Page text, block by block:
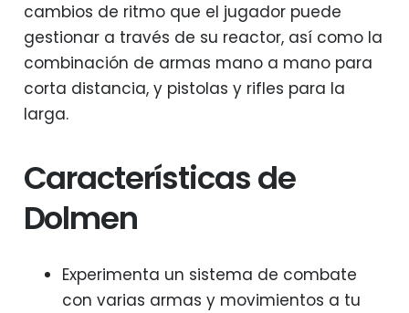
cambios de ritmo que el jugador puede
gestionar a través de su reactor, así como la
combinación de armas mano a mano para
corta distancia, y pistolas y rifles para la
larga.
Características de
Dolmen
Experimenta un sistema de combate
con varias armas y movimientos a tu